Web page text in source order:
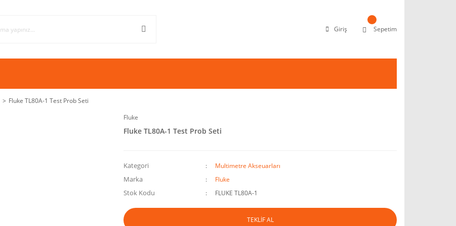
Giriş Sepetim
Fluke TL80A-1 Test Prob Seti
Fluke
Fluke TL80A-1 Test Prob Seti
Kategori Multimetre Akseuarları
Marka Fluke
Stok Kodu FLUKE TL80A-1
TEKLİF AL